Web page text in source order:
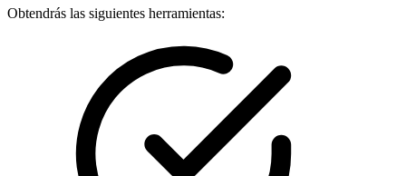
Obtendrás las siguientes herramientas: